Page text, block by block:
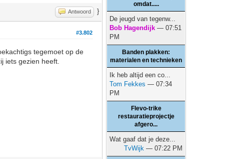
Antwoord }
#3.802
tegemoet op de
iets gezien heeft.
omdat.....
De jeugd van tegenw...
Bob Hagendijk — 07:51
PM
Banden plakken:
materialen en technieken
Ik heb altijd een co...
Tom Fekkes — 07:34
PM
Flevo-trike
restauratieprojectje
afgero...
Wat gaaf dat je deze...
TvWijk — 07:22 PM